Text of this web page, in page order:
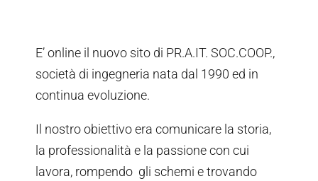
E’ online il nuovo sito di PR.A.IT. SOC.COOP.,
società di ingegneria nata dal 1990 ed in
continua evoluzione.
Il nostro obiettivo era comunicare la storia,
la professionalità e la passione con cui
lavora, rompendo gli schemi e trovando